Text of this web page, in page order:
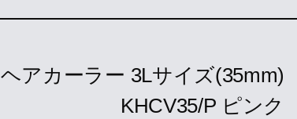
アカーラー 3Lサイズ(35mm)
KHCV35/P ピンク